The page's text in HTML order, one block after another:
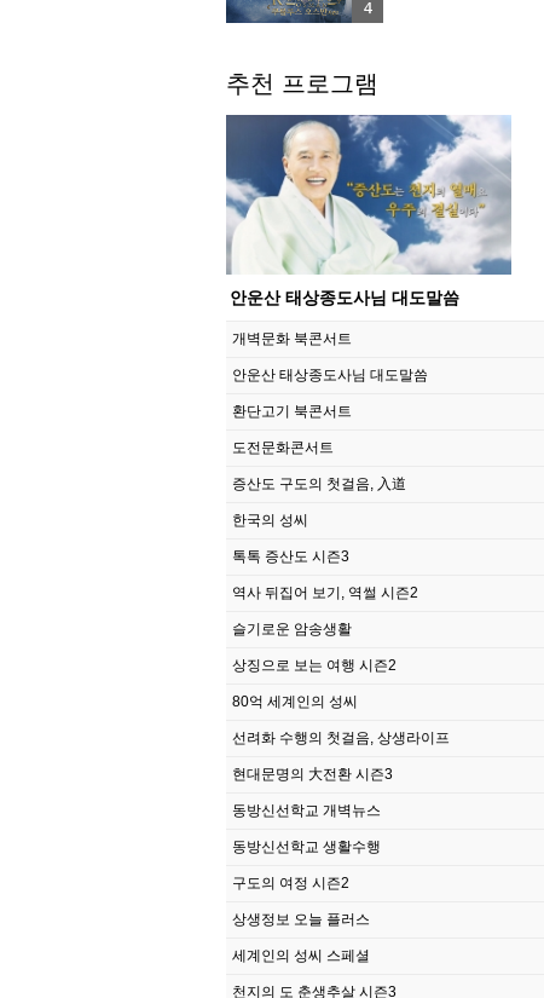
4
추천 프로그램
안운산 태상종도사님 대도말씀
개벽문화 북콘서트
안운산 태상종도사님 대도말씀
환단고기 북콘서트
도전문화콘서트
증산도 구도의 첫걸음, 入道
한국의 성씨
톡톡 증산도 시즌3
역사 뒤집어 보기, 역썰 시즌2
슬기로운 암송생활
상징으로 보는 여행 시즌2
80억 세계인의 성씨
선려화 수행의 첫걸음, 상생라이프
현대문명의 大전환 시즌3
동방신선학교 개벽뉴스
동방신선학교 생활수행
구도의 여정 시즌2
상생정보 오늘 플러스
세계인의 성씨 스페셜
천지의 도 춘생추살 시즌3